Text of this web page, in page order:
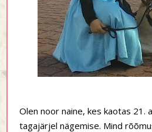
Olen noor naine, kes kaotas 21.
tagajärjel nägemise. Mind